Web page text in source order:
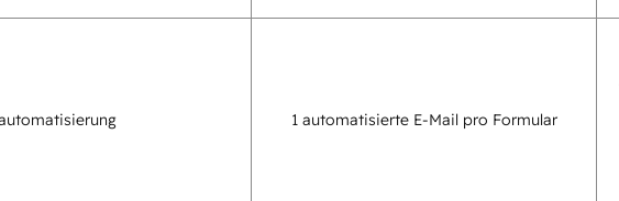
1 automatisierte E-Mail pro Formular